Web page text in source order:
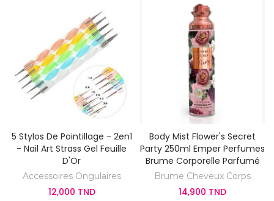
5 Stylos De Pointillage - 2en1
- Nail Art Strass Gel Feuille
D'Or
Accessoires Ongulaires
12,000 TND
Body Mist Flower's Secret
Party 250ml Emper Perfumes
Brume Corporelle Parfumé
Brume Cheveux Corps
14,900 TND